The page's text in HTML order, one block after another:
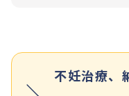
不妊治療、